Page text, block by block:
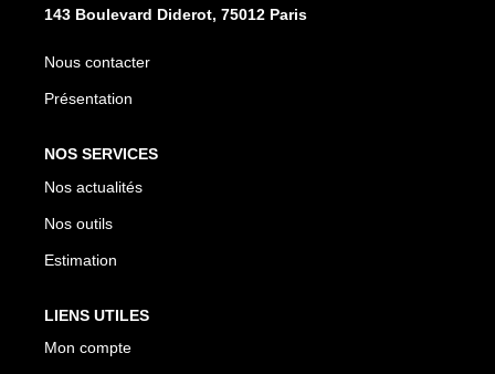
143 Boulevard Diderot, 75012 Paris
Nous contacter
Présentation
NOS SERVICES
Nos actualités
Nos outils
Estimation
LIENS UTILES
Mon compte